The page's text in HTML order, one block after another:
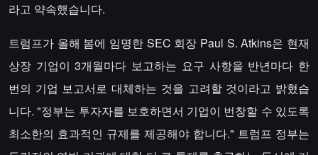
라고 약속했습니다.
트럼프가 올해 봄에 임명한 SEC 회장 Paul S. Atkins은 현재
상장 기업이 3개월마다 보고하는 요구 사항을 반년마다 한
번의 기업 보고서로 대체하는 것을 고려할 것이라고 밝혔습
니다. "정부는 투자자를 보호하면서 기업이 번창할 수 있도록
최소한의 효과적인 규제를 제공해야 합니다." 트럼프 정부는